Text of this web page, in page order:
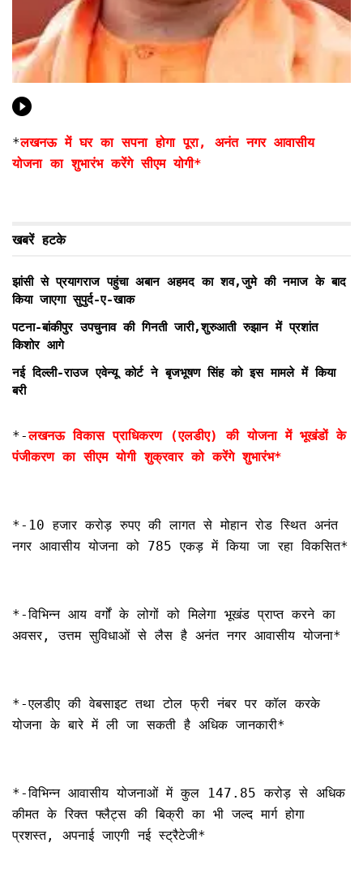
*लखनऊ में घर का सपना होगा पूरा, अनंत नगर आवासीय
योजना का शुभारंभ करेंगे सीएम योगी*
खबरें हटके
झांसी से प्रयागराज पहुंचा अबान अहमद का शव,जुमे की नमाज के बाद
किया जाएगा सुपुर्द-ए-खाक
पटना-बांकीपुर उपचुनाव की गिनती जारी,शुरुआती रुझान में प्रशांत
किशोर आगे
नई दिल्ली-राउज एवेन्यू कोर्ट ने बृजभूषण सिंह को इस मामले में किया
बरी
*-लखनऊ विकास प्राधिकरण (एलडीए) की योजना में भूखंडों के
पंजीकरण का सीएम योगी शुक्रवार को करेंगे शुभारंभ*
*-10 हजार करोड़ रुपए की लागत से मोहान रोड स्थित अनंत
नगर आवासीय योजना को 785 एकड़ में किया जा रहा विकसित*
*-विभिन्न आय वर्गों के लोगों को मिलेगा भूखंड प्राप्त करने का
अवसर, उत्तम सुविधाओं से लैस है अनंत नगर आवासीय योजना*
*-एलडीए की वेबसाइट तथा टोल फ्री नंबर पर कॉल करके
योजना के बारे में ली जा सकती है अधिक जानकारी*
*-विभिन्न आवासीय योजनाओं में कुल 147.85 करोड़ से अधिक
कीमत के रिक्त फ्लैट्स की बिक्री का भी जल्द मार्ग होगा
प्रशस्त, अपनाई जाएगी नई स्ट्रैटेजी*